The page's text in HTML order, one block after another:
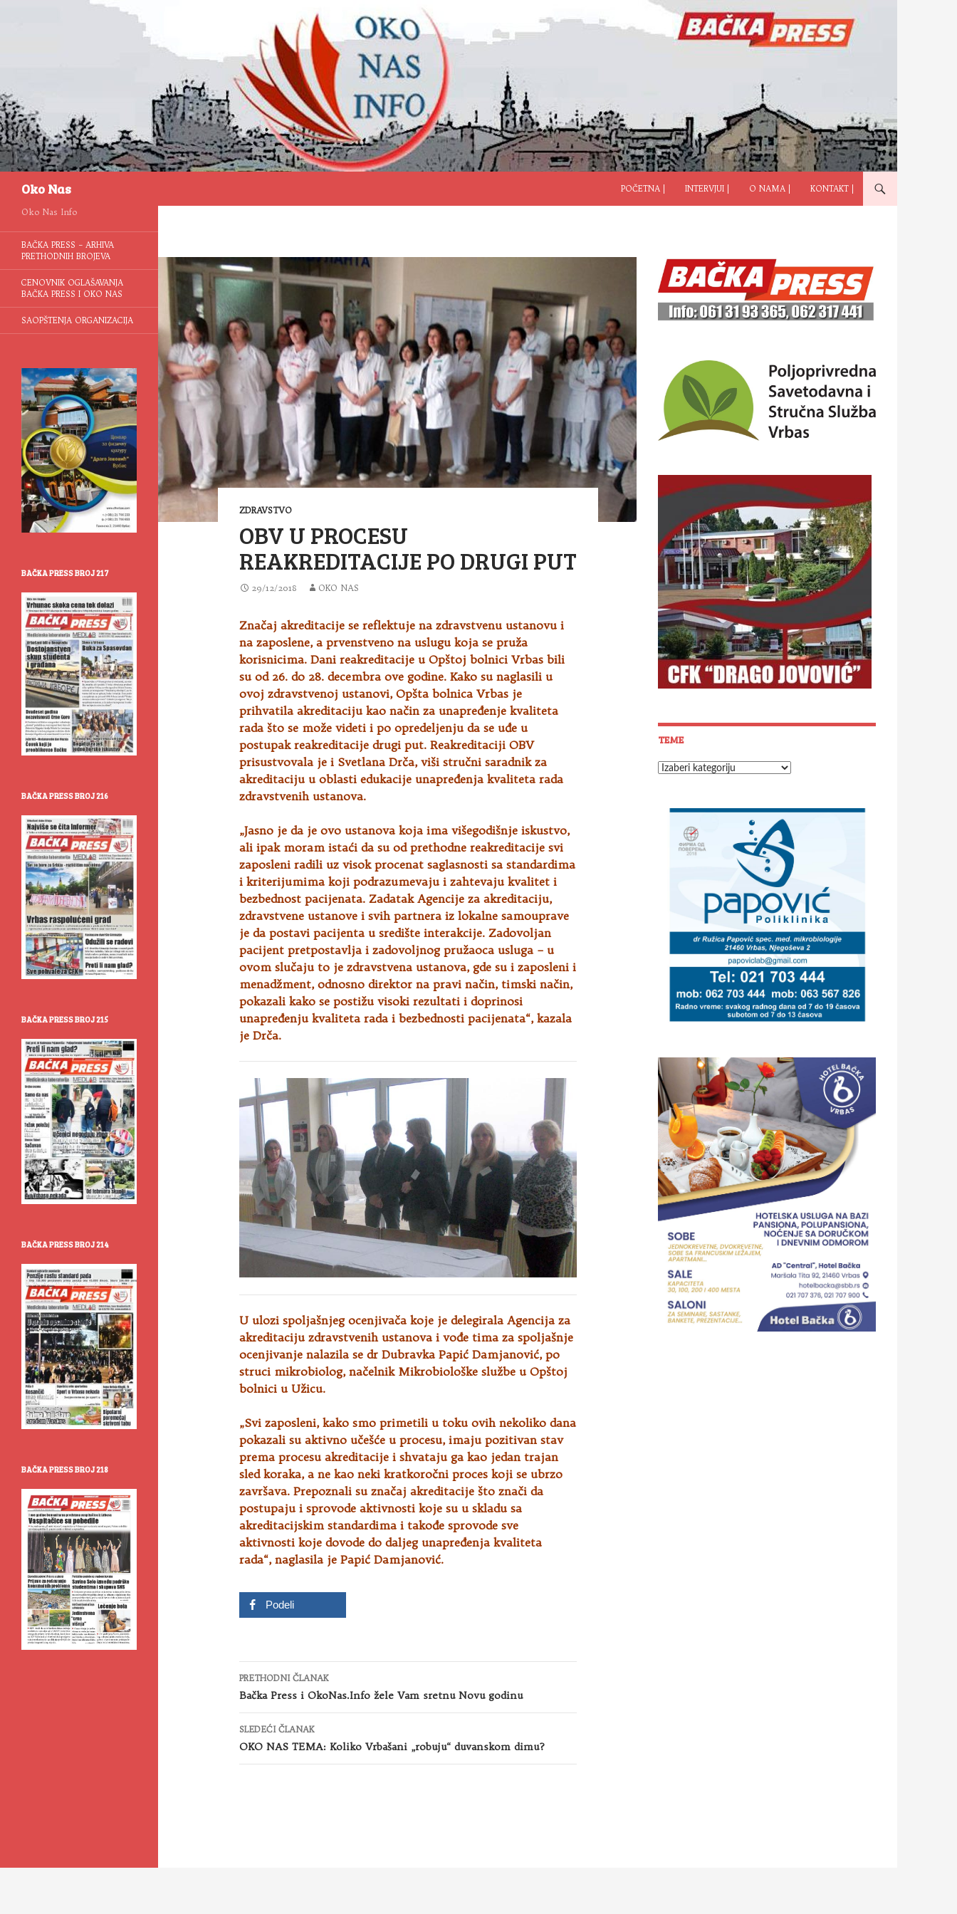
Oko Nas
POČETNA |
INTERVJUI | O NAMA | KONTAKT |
ZDRAVSTVO
OBV U PROCESU
REAKREDITACIJE PO DRUGI PUT
29/12/2018 OKO NAS
Značaj akreditacije se reflektuje na zdravstvenu ustanovu i
na zaposlene, a prvenstveno na uslugu koja se pruža
korisnicima. Dani reakreditacije u Opštoj bolnici Vrbas bili
su od 26. do 28. decembra ove godine. Kako su naglasili u
ovoj zdravstvenoj ustanovi, Opšta bolnica Vrbas je
prihvatila akreditaciju kao način za unapređenje kvaliteta
rada što se može videti i po opredeljenju da se uđe u
postupak reakreditacije drugi put. Reakreditaciji OBV
prisustvovala je i Svetlana Drča, viši stručni saradnik za
akreditaciju u oblasti edukacije unapređenja kvaliteta rada
zdravstvenih ustanova.
„Jasno je da je ovo ustanova koja ima višegodišnje iskustvo,
ali ipak moram istaći da su od prethodne reakreditacije svi
zaposleni radili uz visok procenat saglasnosti sa standardima
i kriterijumima koji podrazumevaju i zahtevaju kvalitet i
bezbednost pacijenata. Zadatak Agencije za akreditaciju,
zdravstvene ustanove i svih partnera iz lokalne samouprave
je da postavi pacijenta u središte interakcije. Zadovoljan
pacijent pretpostavlja i zadovoljnog pružaoca usluga – u
ovom slučaju to je zdravstvena ustanova, gde su i zaposleni i
menadžment, odnosno direktor na pravi način, timski način,
pokazali kako se postižu visoki rezultati i doprinosi
unapređenju kvaliteta rada i bezbednosti pacijenata“, kazala
je Drča.
U ulozi spoljašnjeg ocenjivača koje je delegirala Agencija za
akreditaciju zdravstvenih ustanova i vođe tima za spoljašnje
ocenjivanje nalazila se dr Dubravka Papić Damjanović, po
struci mikrobiolog, načelnik Mikrobiološke službe u Opštoj
bolnici u Užicu.
„Svi zaposleni, kako smo primetili u toku ovih nekoliko dana
pokazali su aktivno učešće u procesu, imaju pozitivan stav
prema procesu akreditacije i shvataju ga kao jedan trajan
sled koraka, a ne kao neki kratkoročni proces koji se ubrzo
završava. Prepoznali su značaj akreditacije što znači da
postupaju i sprovode aktivnosti koje su u skladu sa
akreditacijskim standardima i takođe sprovode sve
aktivnosti koje dovode do daljeg unapređenja kvaliteta
rada“, naglasila je Papić Damjanović.
Podeli
Kretanje
članaka
PRETHODNI ČLANAK
Bačka Press i OkoNas.Info žele Vam sretnu Novu godinu
SLEDEĆI ČLANAK
OKO NAS TEMA: Koliko Vrbašani „robuju“ duvanskom dimu?
TEME
Teme
Oko Nas Info
BAČKA PRESS – ARHIVA
PRETHODNIH BROJEVA
CENOVNIK OGLAŠAVANJA
BAČKA PRESS I OKO NAS
SAOPŠTENJA ORGANIZACIJA
BAČKA PRESS BROJ 217
BAČKA PRESS BROJ 216
BAČKA PRESS BROJ 215
BAČKA PRESS BROJ 214
BAČKA PRESS BROJ 218